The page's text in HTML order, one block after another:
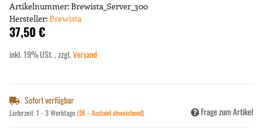
Artikelnummer:Brewista_Server_300
Hersteller:Brewista
37,50 €
inkl. 19% USt. , zzgl.Versand
Sofort verfügbar
Lieferzeit:1 - 3 Werktage(DE - Ausland abweichend) Frage zum Artikel